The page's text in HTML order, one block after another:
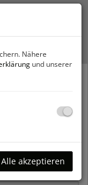
Nähere
und unserer
Alle akzeptieren